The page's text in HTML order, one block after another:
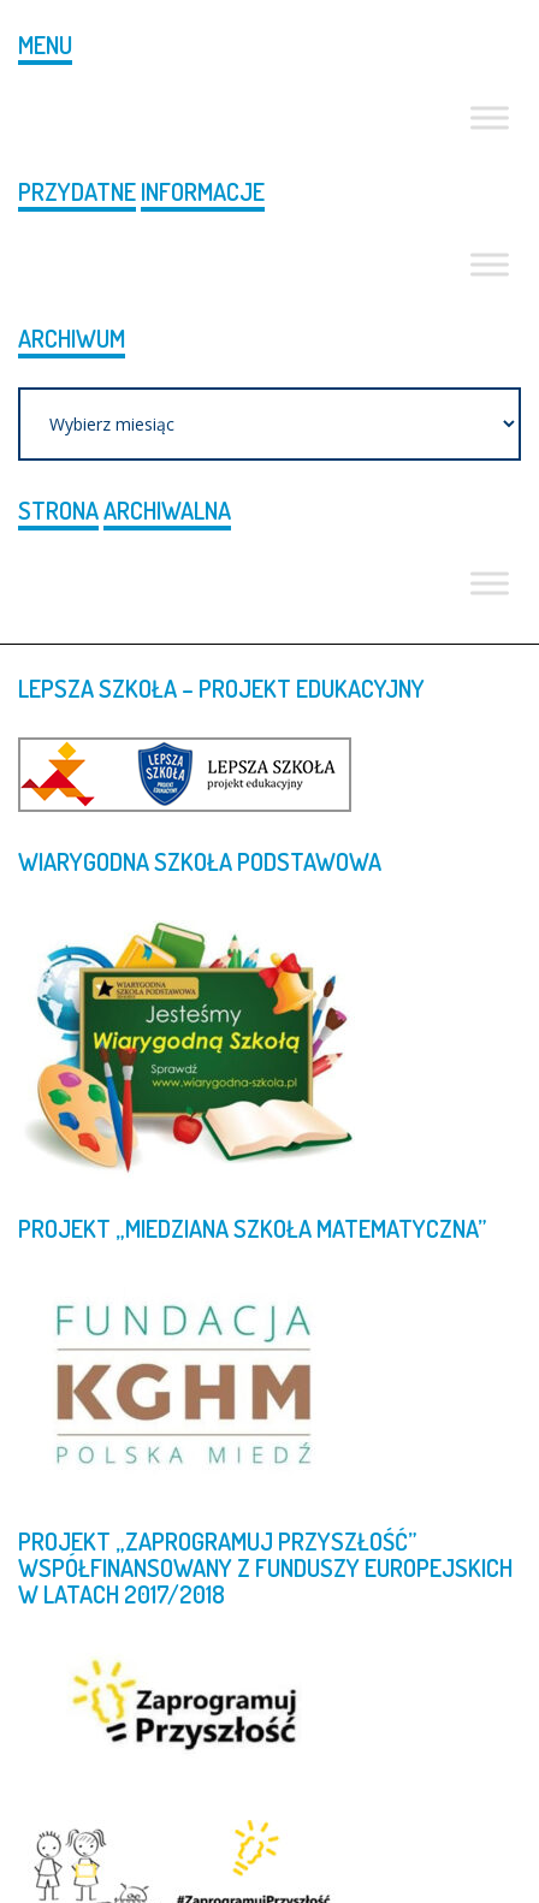
MENU
PRZYDATNEINFORMACJE
ARCHIWUM
STRONAARCHIWALNA
LEPSZASZKOŁA– PROJEKT EDUKACYJNY
WIARYGODNASZKOŁAPODSTAWOWA
PROJEKT „MIEDZIANASZKOŁAMATEMATYCZNA”
PROJEKT „ZAPROGRAMUJ PRZYSZŁOŚĆ”
WSPÓŁFINANSOWANYZ FUNDUSZYEUROPEJSKICH
WLATACH2017/2018